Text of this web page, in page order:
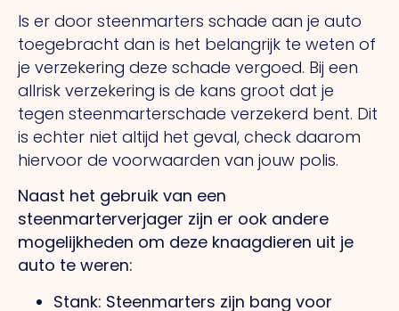
Is er door steenmarters schade aan je auto
toegebracht dan is het belangrijk te weten of
je verzekering deze schade vergoed. Bij een
allrisk verzekering is de kans groot dat je
tegen steenmarterschade verzekerd bent. Dit
is echter niet altijd het geval, check daarom
hiervoor de voorwaarden van jouw polis.
Naast het gebruik van een
steenmarterverjager zijn er ook andere
mogelijkheden om deze knaagdieren uit je
auto te weren:
Stank: Steenmarters zijn bang voor